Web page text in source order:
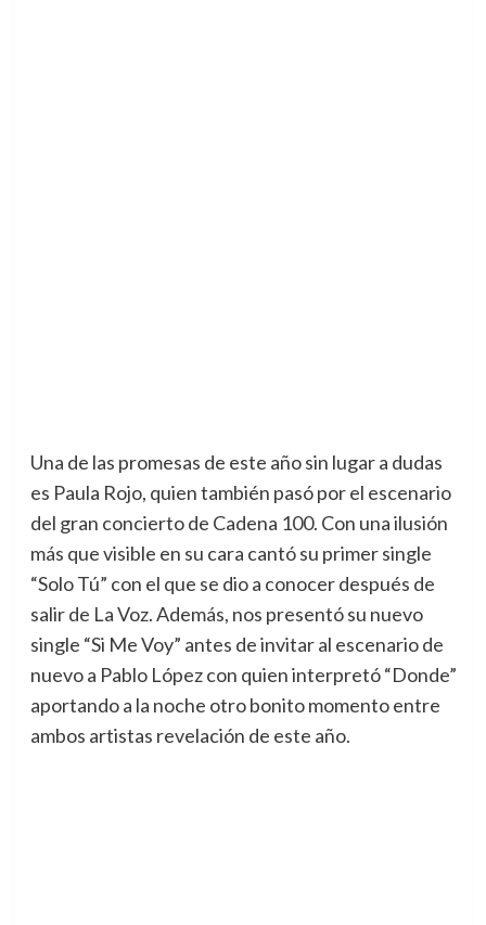
Una de las promesas de este año sin lugar a dudas
es Paula Rojo, quien también pasó por el escenario
del gran concierto de Cadena 100. Con una ilusión
más que visible en su cara cantó su primer single
“Solo Tú” con el que se dio a conocer después de
salir de La Voz. Además, nos presentó su nuevo
single “Si Me Voy” antes de invitar al escenario de
nuevo a Pablo López con quien interpretó “Donde”
aportando a la noche otro bonito momento entre
ambos artistas revelación de este año.